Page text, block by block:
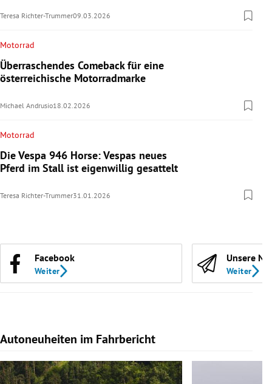
Teresa Richter-Trummer09.03.2026
Motorrad
Überraschendes Comeback für eine
österreichische Motorradmarke
Michael Andrusio18.02.2026
Motorrad
Die Vespa 946 Horse: Vespas neues
Pferd im Stall ist eigenwillig gesattelt
Teresa Richter-Trummer31.01.2026
Facebook
Weiter
Unsere
Weiter
Autoneuheiten im Fahrbericht
Slide 1 von 7